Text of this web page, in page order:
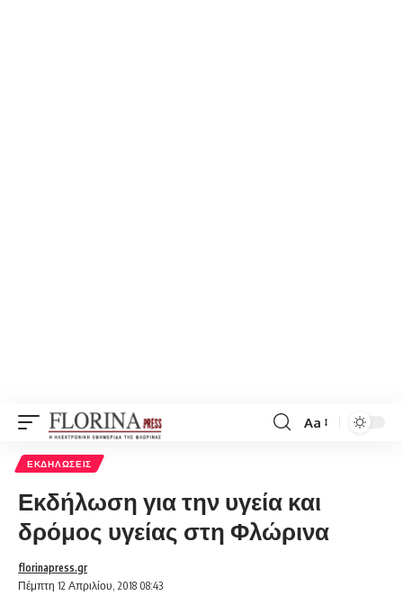
Font
Aa
ΕΚΔΗΛΏΣΕΙΣ
Εκδήλωση για την υγεία και
δρόμος υγείας στη Φλώρινα
Πέμπτη 12 Απριλίου, 2018 08:43
florinapress.gr